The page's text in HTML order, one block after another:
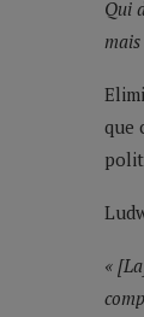
Qui
que
«